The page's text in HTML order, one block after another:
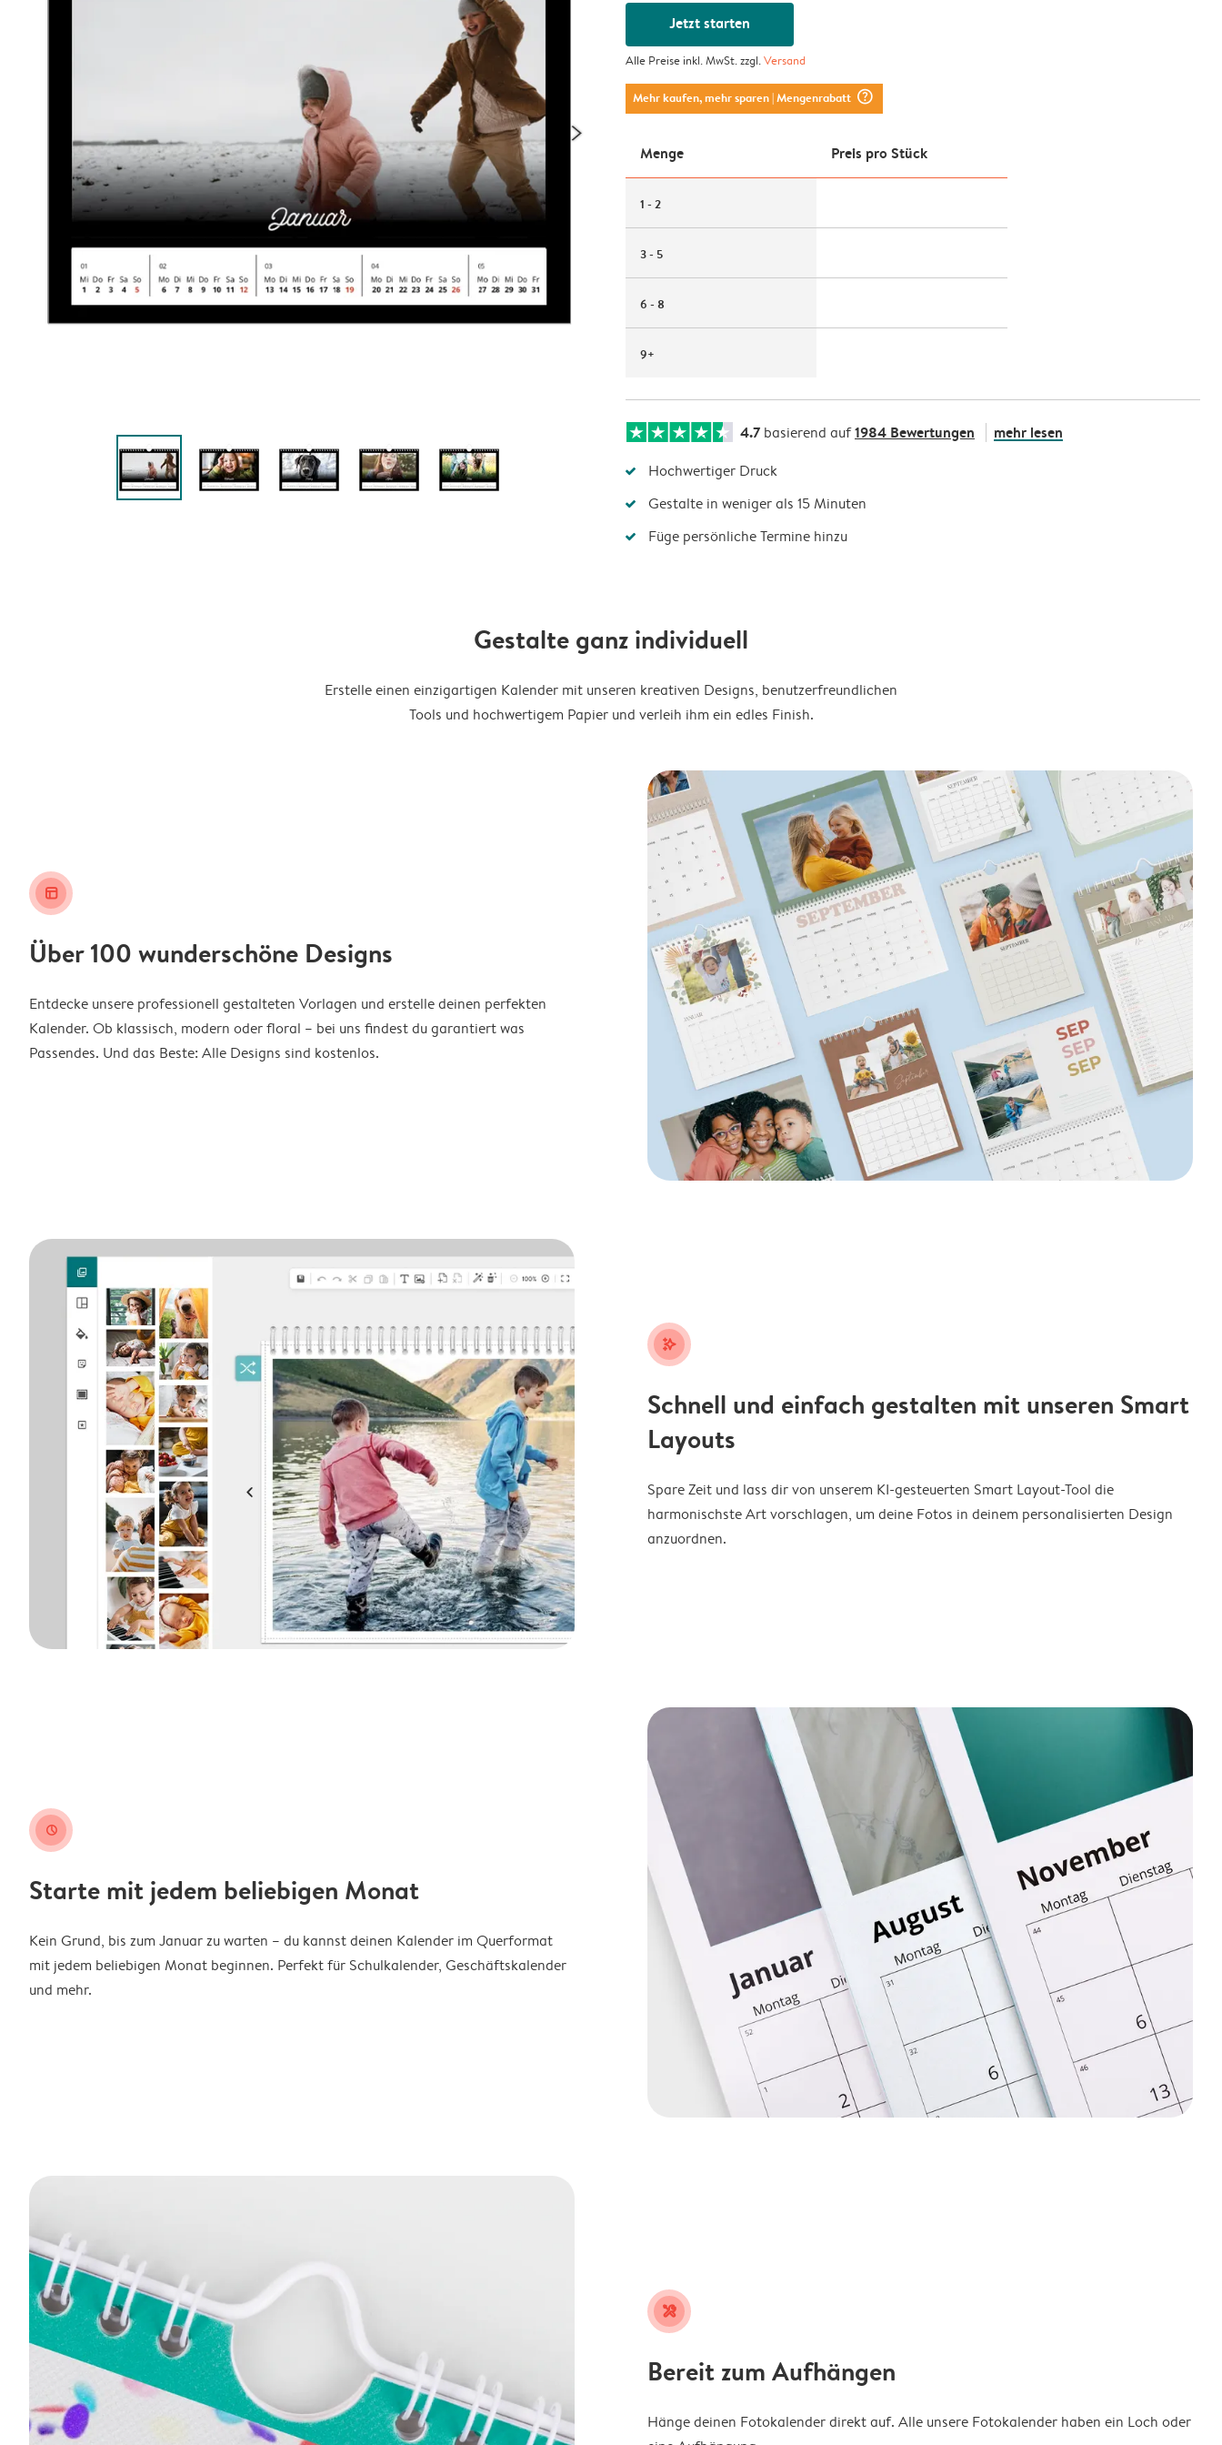
Jetzt starten
Alle Preise inkl. MwSt. zzgl.Versand
Mehr kaufen, mehr sparen| Mengenrabatt question_mark_circle
Menge Preis pro Stück
1 - 2
3 - 5
6 - 8
9+
4.7 basierend auf1984 Bewertungen mehr lesen
Hochwertiger Druck
Gestalte in weniger als 15 Minuten
Füge persönliche Termine hinzu
Gestalte ganz individuell
Erstelle einen einzigartigen Kalender mit unseren kreativen Designs, benutzerfreundlichen
Tools und hochwertigem Papier und verleih ihm ein edles Finish.
layout_alt
Über 100 wunderschöne Designs
Entdecke unsere professionell gestalteten Vorlagen und erstelle deinen perfekten
Kalender. Ob klassisch, modern oder floral – bei uns findest du garantiert was
Passendes. Und das Beste: Alle Designs sind kostenlos.
stars_plus
Schnell und einfach gestalten mit unseren Smart
Layouts
Spare Zeit und lass dir von unserem KI-gesteuerten Smart Layout-Tool die
harmonischste Art vorschlagen, um deine Fotos in deinem personalisierten Design
anzuordnen.
clock
Starte mit jedem beliebigen Monat
Kein Grund, bis zum Januar zu warten – du kannst deinen Kalender im Querformat
mit jedem beliebigen Monat beginnen. Perfekt für Schulkalender, Geschäftskalender
und mehr.
tools
Bereit zum Aufhängen
Hänge deinen Fotokalender direkt auf. Alle unsere Fotokalender haben ein Loch oder